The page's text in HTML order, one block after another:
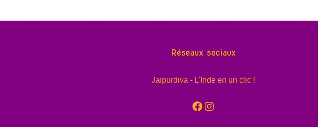
Réseaux sociaux
Jaipurdiva - L'Inde en un clic !
Facebook
Instagram